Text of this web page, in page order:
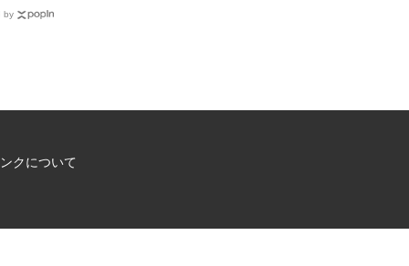
by
クについて